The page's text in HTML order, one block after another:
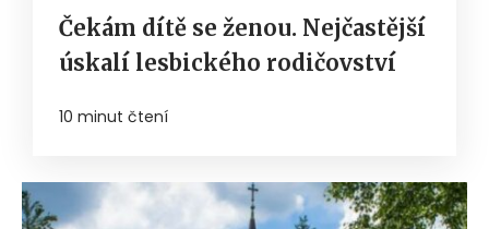
Čekám dítě se ženou. Nejčastější
úskalí lesbického rodičovství
10 minut čtení